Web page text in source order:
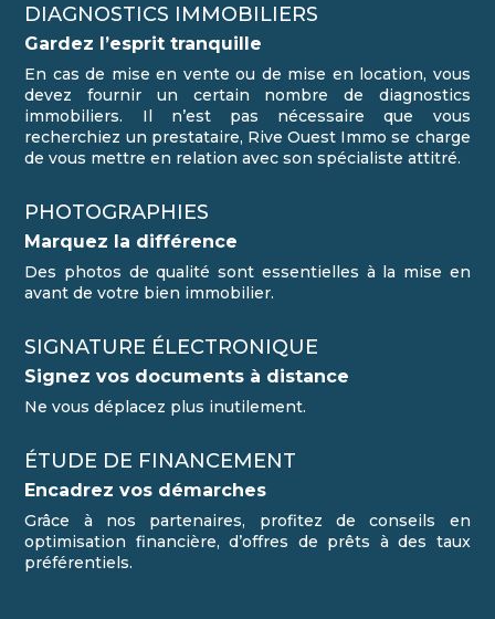
DIAGNOSTICS IMMOBILIERS
Gardez l’esprit tranquille
En cas de mise en vente ou de mise en location, vous
devez fournir un certain nombre de diagnostics
immobiliers. Il n’est pas nécessaire que vous
recherchiez un prestataire, Rive Ouest Immo se charge
de vous mettre en relation avec son spécialiste attitré.
PHOTOGRAPHIES
Marquez la différence
Des photos de qualité sont essentielles à la mise en
avant de votre bien immobilier.
SIGNATURE ÉLECTRONIQUE
Signez vos documents à distance
Ne vous déplacez plus inutilement.
ÉTUDE DE FINANCEMENT
Encadrez vos démarches
Grâce à nos partenaires, profitez de conseils en
optimisation financière, d’offres de prêts à des taux
préférentiels.